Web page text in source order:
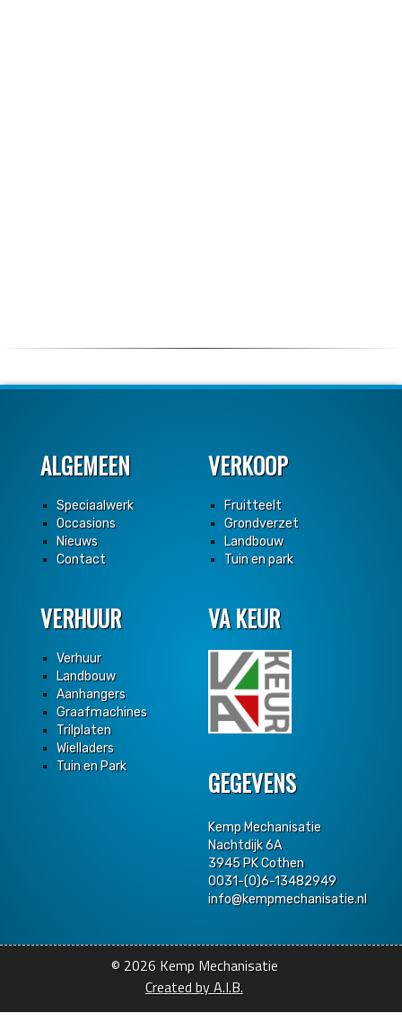
ALGEMEEN
Speciaalwerk
Occasions
Nieuws
Contact
VERKOOP
Fruitteelt
Grondverzet
Landbouw
Tuin en park
VERHUUR
Verhuur
Landbouw
Aanhangers
Graafmachines
Trilplaten
Wielladers
Tuin en Park
VA KEUR
GEGEVENS
Kemp Mechanisatie
Nachtdijk 6A
3945 PK Cothen
0031-(0)6-13482949
info@kempmechanisatie.nl
© 2026 Kemp Mechanisatie
Created by A.I.B.